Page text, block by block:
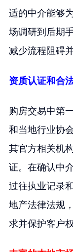
适的中介能够
场调研到后期
减少流程阻碍
资质认证和合
购房交易中第
和当地行业协
其官方相关机
证。在确认中
过往执业记录
地产法律法规
求并保护客户